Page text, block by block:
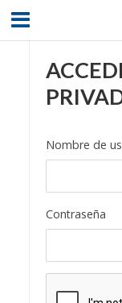
Nombre de
Contraseña